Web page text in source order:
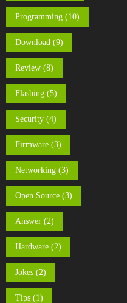
Programming (10)
Download (9)
Review (8)
Flashing (5)
Security (4)
Firmware (3)
Networking (3)
Open Source (3)
Answer (2)
Hardware (2)
Jokes (2)
Tips (1)